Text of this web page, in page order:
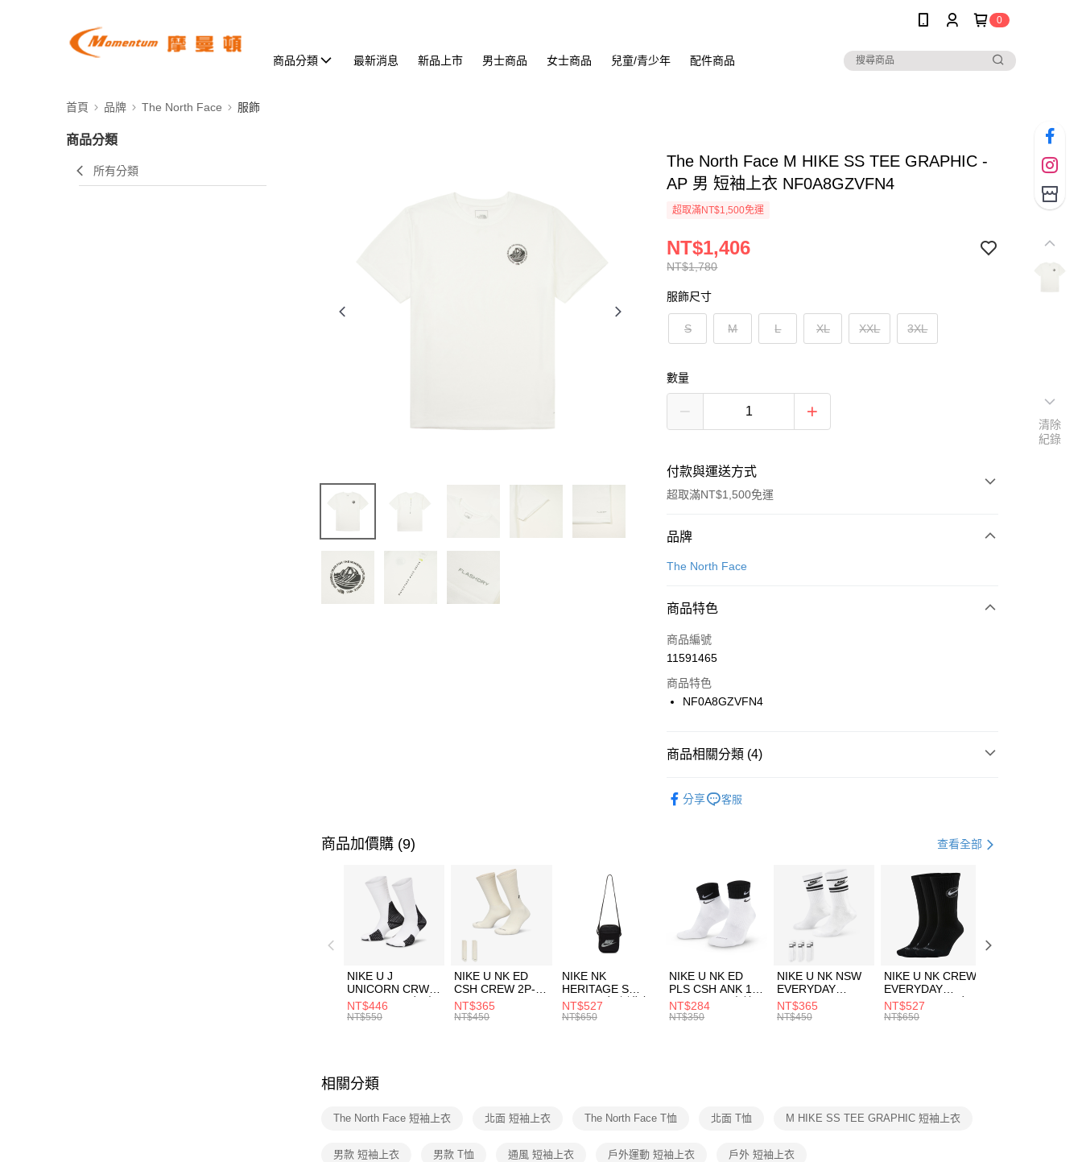
0
商品分類 最新消息 新品上市 男士商品 女士商品 兒童/青少年 配件商品
首頁 品牌 The North Face 服飾
商品分類
所有分類
The North Face M HIKE SS TEE GRAPHIC -
AP 男 短袖上衣 NF0A8GZVFN4
超取滿NT$1,500免運
NT$1,780
NT$1,406
服飾尺寸
S M L XL XXL 3XL
數量
付款與運送方式
超取滿NT$1,500免運
付款方式
信用卡一次付款
合作金庫商業銀行
華南商業銀行
上海商業儲蓄銀行
國泰世華商業銀行
聯邦商業銀行
台新國際商業銀行
LINE Pay
Apple Pay
【關於「AFTEE先享後付」】
３．安心：先確認商品／服務後，再付款。
【「AFTEE先享後付」結帳流程】
１．於結帳方式選擇「AFTEE先享後付」後，將跳轉至「AFTEE先享後
付」結帳頁面，進行簡訊認證並確認金額後，即可完成結帳。
２．訂單成立數日內，您將收到繳費通知簡訊。
３．收到繳費通知簡訊後14天內，點擊此簡訊中的連結，可透過四大超商
／ATM／網路銀行／等多元方式進行付款，方視為交易完成。
※ 請注意：結帳手續完成當下不需立刻繳費，但若您需要取消訂單，請聯
絡購買商品的店家。未經商家同意取消之訂單仍視為有效，需透過AFTEE
先享後付繳納相關費用。
交易，需依本服務之必要範圍內提供個人資料，並將交易相關給付款項請
２．關於個人資料處理事宜，請瀏覽以下網址：
每筆NT$100，滿NT$1,500(含以上)免運費
每筆NT$100，滿NT$1,500(含以上)免運費
付款後門市自取
每筆NT$100，滿NT$1,500(含以上)免運費
品牌
The North Face
商品特色
商品編號
11591465
商品特色
NF0A8GZVFN4
商品相關分類 (4)
分享 客服
商品加價購 (9) 查看全部
NIKE U J
UNICORN CRW
1PR -160 男女 中
統襪 FZ3393100
NT$446
NT$550
NIKE U NK ED
CSH CREW 2P-
144 EMBRDY 男
女 短統襪
NT$365
NT$450
NIKE NK
HERITAGE S
SMIT 男女 側背包
BA5871010
NT$527
NT$650
NIKE U NK ED
PLS CSH ANK 1P
144 DBL 男 中統
襪 DH4058104
NT$284
NT$350
NIKE U NK NSW
EVERYDAY
ESSENTIAL CR
男女 短統襪
NT$365
NT$450
NIKE U NK CREW
EVERYDAY
BBALL 3PR 男女
長統襪
NT$527
NT$650
相關分類
The North Face 短袖上衣 北面 短袖上衣 The North Face T恤 北面 T恤 M HIKE SS TEE GRAPHIC 短袖上衣
男款 短袖上衣 男款 T恤 通風 短袖上衣 戶外運動 短袖上衣 戶外 短袖上衣
清除
紀錄